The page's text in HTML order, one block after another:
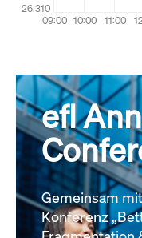
efl
Gemeinsam
Konferenz